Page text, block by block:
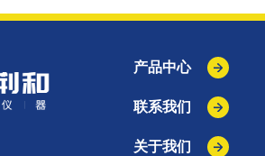
产品中心
联系我们
关于我们